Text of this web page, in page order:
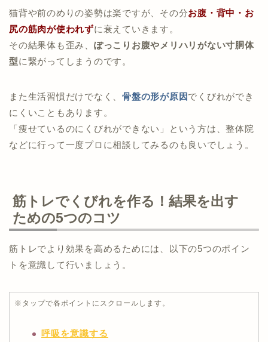
猫背や前のめりの姿勢は楽ですが、その分お腹・背中・お
尻の筋肉が使われずに衰えていきます。
その結果体も歪み、 ぽっこりお腹やメリハリがない寸胴体
型に繋がってしまうのです。
また生活習慣だけでなく、骨盤の形が原因でくびれができ
にくいこともあります。
「痩せているのにくびれができない」という方は、整体院
などに行って一度プロに相談してみるのも良いでしょう。
筋トレでくびれを作る！結果を出す
ための5つのコツ
筋トレでより効果を高めるためには、以下の5つのポイン
トを意識して行いましょう。
※タップで各ポイントにスクロールします。
呼吸を意識する